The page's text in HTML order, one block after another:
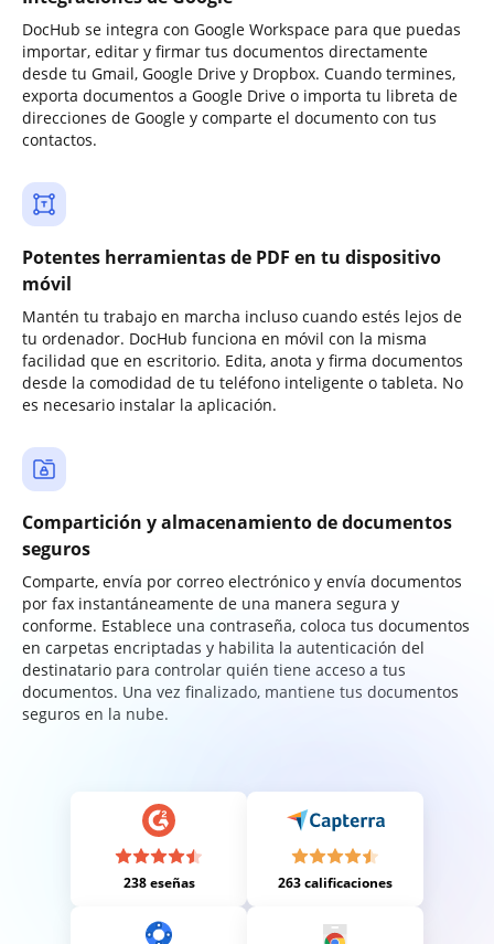
DocHub se integra con Google Workspace para que puedas
importar, editar y firmar tus documentos directamente
desde tu Gmail, Google Drive y Dropbox. Cuando termines,
exporta documentos a Google Drive o importa tu libreta de
direcciones de Google y comparte el documento con tus
contactos.
Potentes herramientas de PDF en tu dispositivo
móvil
Mantén tu trabajo en marcha incluso cuando estés lejos de
tu ordenador. DocHub funciona en móvil con la misma
facilidad que en escritorio. Edita, anota y firma documentos
desde la comodidad de tu teléfono inteligente o tableta. No
es necesario instalar la aplicación.
Compartición y almacenamiento de documentos
seguros
Comparte, envía por correo electrónico y envía documentos
por fax instantáneamente de una manera segura y
conforme. Establece una contraseña, coloca tus documentos
en carpetas encriptadas y habilita la autenticación del
destinatario para controlar quién tiene acceso a tus
documentos. Una vez finalizado, mantiene tus documentos
seguros en la nube.
238 eseñas 263 calificaciones